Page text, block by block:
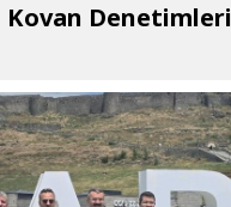
Kovan Denetimleri